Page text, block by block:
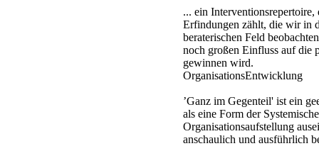
... ein
Erfindungen zählt, die wir in
beraterischen Feld
noch großen Einfluss auf die
gewinnen wird.
OrganisationsEntwicklung
’Ganz im Gegenteil' ist ein
als eine Form der
Organisationsaufstellung
anschaulich und ausführlich